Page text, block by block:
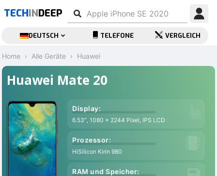
TECHINDEEP
DEUTSCH TELEFONE VERGLEICH
Home Alle Geräte Huawei
Huawei Mate 20
Display:
6.53″, 1080 x 2244 Pixel, IPS LCD
Prozessor:
HiSilicon Kirin 980
RAM und Speicher: